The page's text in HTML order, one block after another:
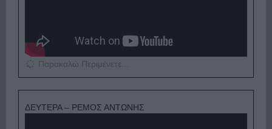
Παρακαλώ Περιμένετε...
ΔΕΥΤΕΡΑ – ΡΕΜΟΣ ΑΝΤΩΝΗΣ